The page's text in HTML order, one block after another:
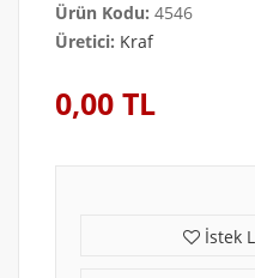
Ürün Kodu: 4546
Üretici: Kraf
0,00 TL
İstek